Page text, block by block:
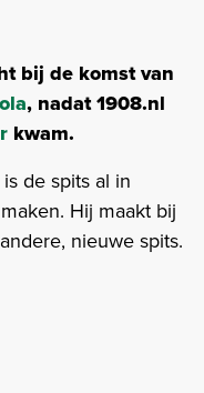
bij de komst van
, nadat 1908.nl
kwam.
de spits al in
Hij maakt bij
nieuwe spits.